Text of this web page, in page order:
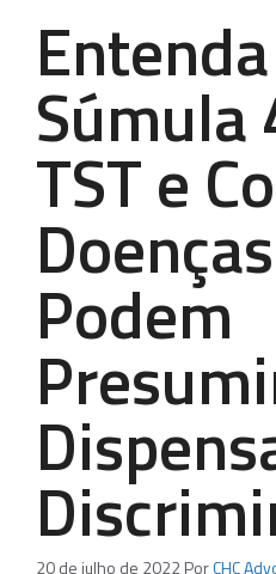
Súmula
TST e
Podem
20 de julho de 2022PorCHC